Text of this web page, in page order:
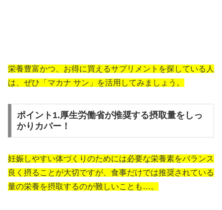
栄養豊富かつ、お得に買えるサプリメントを探している人
は、ぜひ「マカナ サン」を活用してみましょう。
ポイント1.厚生労働省が推奨する摂取量をしっ
かりカバー！
妊娠しやすい体づくりのためには必要な栄養素をバランス
良く摂ることが大切ですが、食事だけでは推奨されている
量の栄養を摂取するのが難しいことも…。